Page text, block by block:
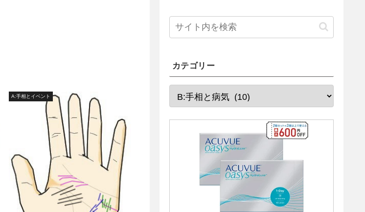
A:手相とイベント
カテゴリー